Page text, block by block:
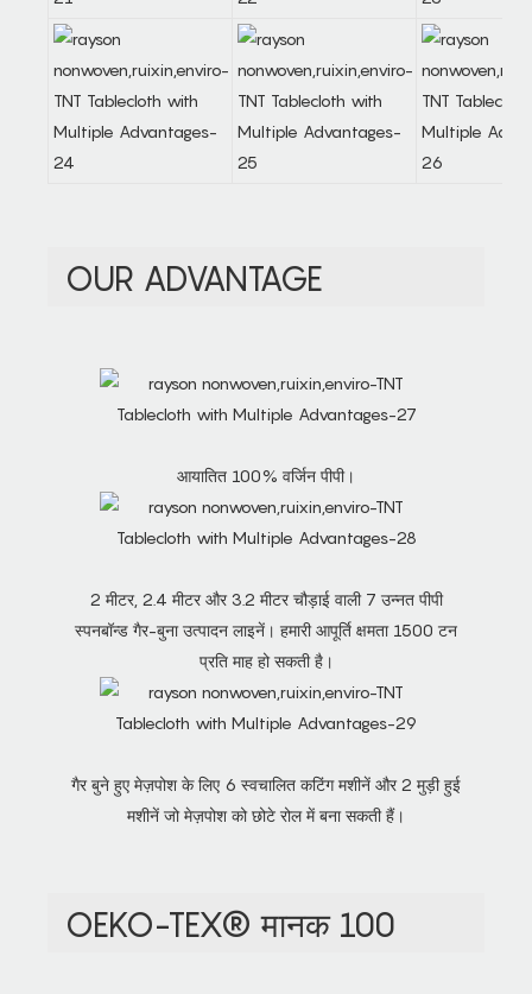
OUR ADVANTAGE
आयातित 100% वर्जिन पीपी।
2 मीटर, 2.4 मीटर और 3.2 मीटर चौड़ाई वाली 7 उन्नत पीपी
स्पनबॉन्ड गैर-बुना उत्पादन लाइनें। हमारी आपूर्ति क्षमता 1500 टन
प्रति माह हो सकती है।
गैर बुने हुए मेज़पोश के लिए 6 स्वचालित कटिंग मशीनें और 2 मुड़ी हुई
मशीनें जो मेज़पोश को छोटे रोल में बना सकती हैं।
OEKO-TEX® मानक 100